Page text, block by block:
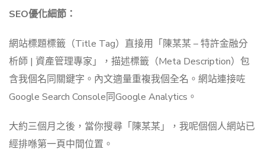
SEO優化細節：
網站標題標籤（Title Tag）直接用「陳某某 – 特許金融分
析師 | 資產管理專家」，描述標籤（Meta Description）包
含我個名同關鍵字。內文適量重複我個全名。網站連接咗
Google Search Console同Google Analytics。
大約三個月之後，當你搜尋「陳某某」，我呢個個人網站已
經排喺第一頁中間位置。